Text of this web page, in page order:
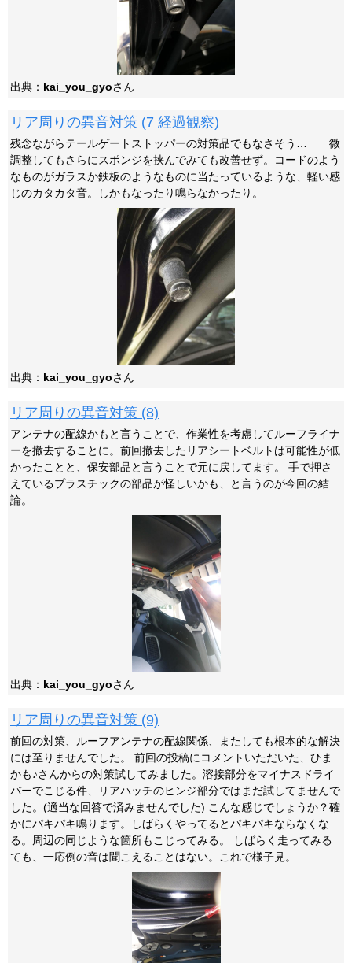
出典： kai_you_gyoさん
リア周りの異音対策 (7 経過観察)
残念ながらテールゲートストッパーの対策品でもなさそう… 微
調整してもさらにスポンジを挟んでみても改善せず。コードのよう
なものがガラスか鉄板のようなものに当たっているような、軽い感
じのカタカタ音。しかもなったり鳴らなかったり。
出典： kai_you_gyoさん
リア周りの異音対策 (8)
アンテナの配線かもと言うことで、作業性を考慮してルーフライナ
ーを撤去することに。前回撤去したリアシートベルトは可能性が低
かったことと、保安部品と言うことで元に戻してます。 手で押さ
えているプラスチックの部品が怪しいかも、と言うのが今回の結
論。
出典： kai_you_gyoさん
リア周りの異音対策 (9)
前回の対策、ルーフアンテナの配線関係、またしても根本的な解決
には至りませんでした。 前回の投稿にコメントいただいた、ひま
かも♪さんからの対策試してみました。溶接部分をマイナスドライ
バーでこじる件、リアハッチのヒンジ部分ではまだ試してませんで
した。(適当な回答で済みませんでした) こんな感じでしょうか？確
かにパキパキ鳴ります。しばらくやってるとパキパキならなくな
る。周辺の同じような箇所もこじってみる。 しばらく走ってみる
ても、一応例の音は聞こえることはない。これで様子見。